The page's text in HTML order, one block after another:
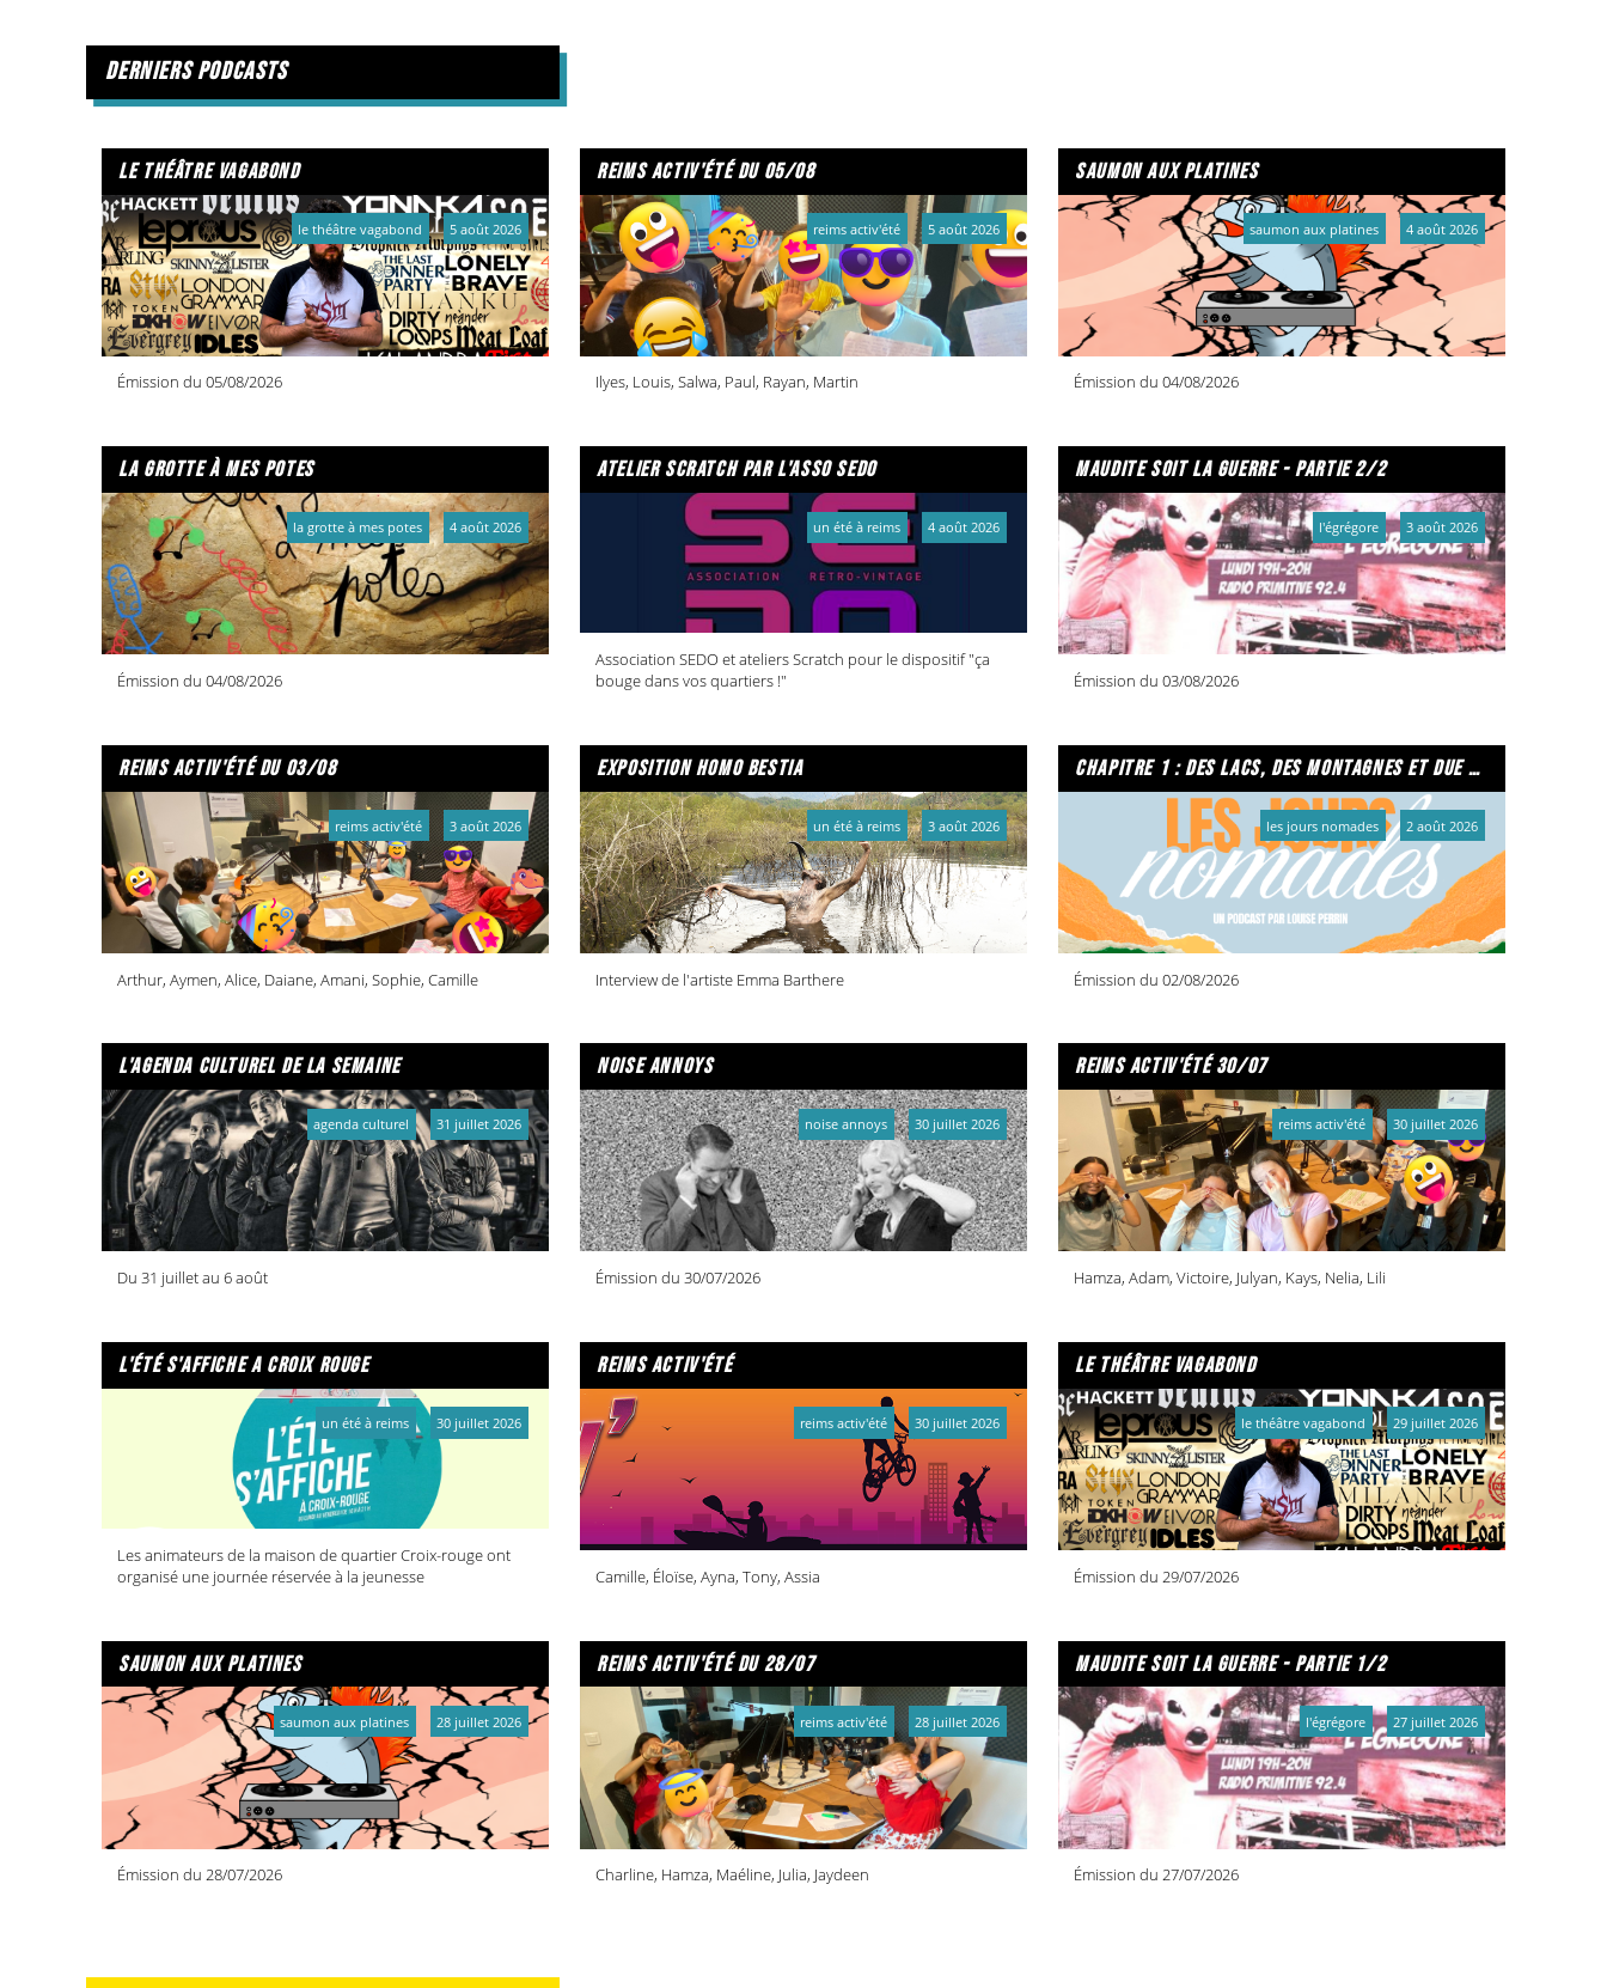
derniers podcasts
le théâtre vagabond
Émission du 05/08/2026
le théâtre vagabond 5 août 2026
reims activ'été du 05/08
Ilyes, Louis, Salwa, Paul, Rayan, Martin
reims activ'été 5 août 2026
saumon aux platines
Émission du 04/08/2026
saumon aux platines 4 août 2026
la grotte à mes potes
Émission du 04/08/2026
la grotte à mes potes 4 août 2026
atelier scratch par l'asso sedo
Association SEDO et ateliers Scratch pour le dispositif "ça
bouge dans vos quartiers !"
un été à reims 4 août 2026
maudite soit la guerre - partie 2/2
Émission du 03/08/2026
l'égrégore 3 août 2026
reims activ'été du 03/08
Arthur, Aymen, Alice, Daiane, Amani, Sophie, Camille
reims activ'été 3 août 2026
exposition homo bestia
Interview de l'artiste Emma Barthere
un été à reims 3 août 2026
chapitre 1 : des lacs, des montagnes et due caffe per favore
Émission du 02/08/2026
les jours nomades 2 août 2026
l'agenda culturel de la semaine
Du 31 juillet au 6 août
agenda culturel 31 juillet 2026
noise annoys
Émission du 30/07/2026
noise annoys 30 juillet 2026
reims activ'été 30/07
Hamza, Adam, Victoire, Julyan, Kays, Nelia, Lili
reims activ'été 30 juillet 2026
l'été s'affiche a croix rouge
Les animateurs de la maison de quartier Croix-rouge ont
organisé une journée réservée à la jeunesse
un été à reims 30 juillet 2026
reims activ'été
Camille, Éloïse, Ayna, Tony, Assia
reims activ'été 30 juillet 2026
le théâtre vagabond
Émission du 29/07/2026
le théâtre vagabond 29 juillet 2026
saumon aux platines
Émission du 28/07/2026
saumon aux platines 28 juillet 2026
reims activ'été du 28/07
Charline, Hamza, Maéline, Julia, Jaydeen
reims activ'été 28 juillet 2026
maudite soit la guerre - partie 1/2
Émission du 27/07/2026
l'égrégore 27 juillet 2026